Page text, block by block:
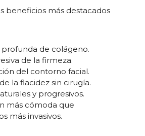
beneficios más destacados
profunda de colágeno.
de la firmeza.
del contorno facial.
la flacidez sin cirugía.
y progresivos.
más cómoda que
más invasivos.